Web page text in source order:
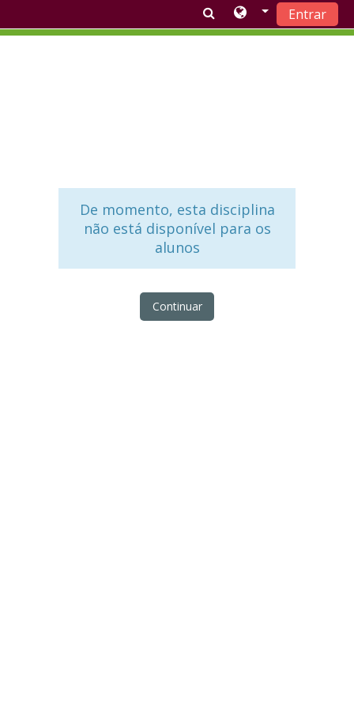
Entrar
De momento, esta disciplina
não está disponível para os
alunos
Continuar